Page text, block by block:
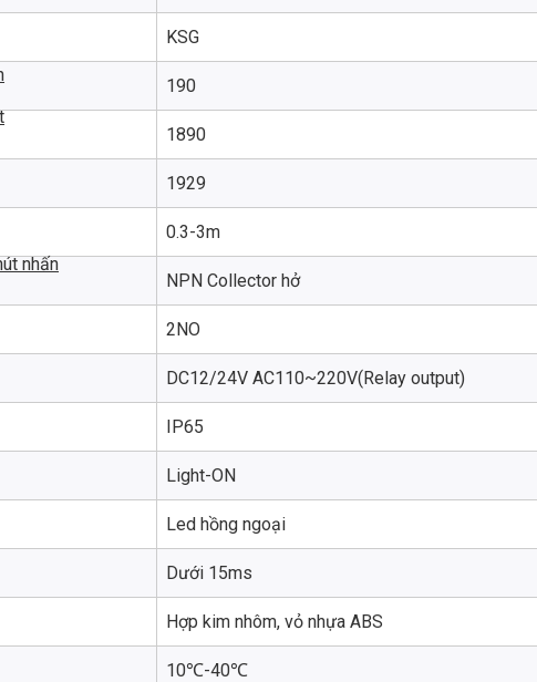
nhấn
KSG
190
1890
1929
0.3-3m
NPN Collector hở
2NO
DC12/24V AC110~220V(Relay output)
IP65
Light-ON
Led hồng ngoại
Dưới 15ms
Hợp kim nhôm, vỏ nhựa ABS
10℃-40℃